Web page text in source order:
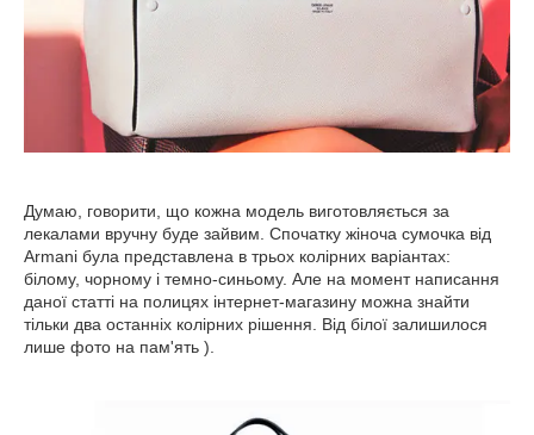
Думаю, говорити, що кожна модель виготовляється за
лекалами вручну буде зайвим. Спочатку жіноча сумочка від
Armani була представлена в трьох колірних варіантах:
білому, чорному і темно-синьому. Але на момент написання
даної статті на полицях інтернет-магазину можна знайти
тільки два останніх колірних рішення. Від білої залишилося
лише фото на пам'ять ).